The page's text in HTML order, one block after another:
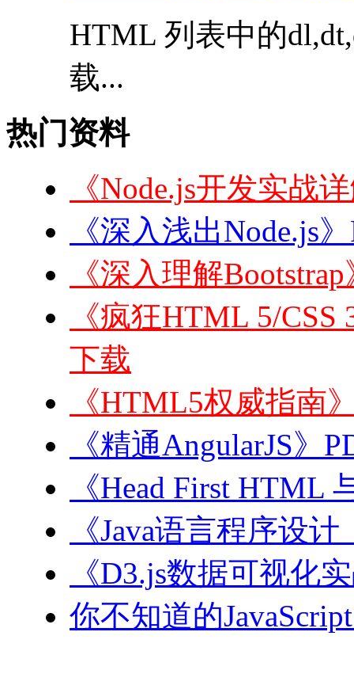
HTML 列表中的
载...
热门资料
《Node.js开发实战
《深入浅出Node.js
《深入理解
《疯狂HTML 5/
下载
《HTML5权威指南
《精通AngularJS》
《Head First HTML
《Java语言程序设
《D3.js数据可视化
你不知道的